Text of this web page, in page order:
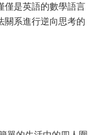
僅是英語的數學語言
關系進行逆向思考的